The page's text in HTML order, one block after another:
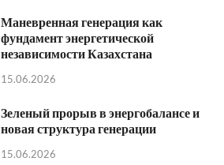
Маневренная генерация как
фундамент энергетической
независимости Казахстана
15.06.2026
Зеленый прорыв в энергобалансе и
новая структура генерации
15.06.2026